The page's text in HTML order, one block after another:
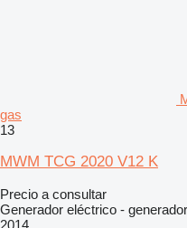
gas
13
MWM TCG 2020 V12 K
Precio a consultar
Generador eléctrico -
2014